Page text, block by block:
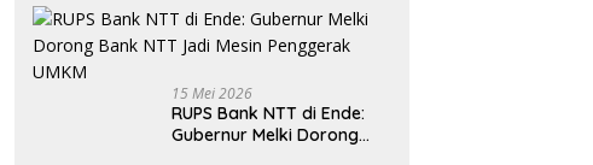
Nelayan Dapat Nafas
Baru
15 Mei 2026
RUPS Bank NTT di Ende:
Gubernur Melki Dorong